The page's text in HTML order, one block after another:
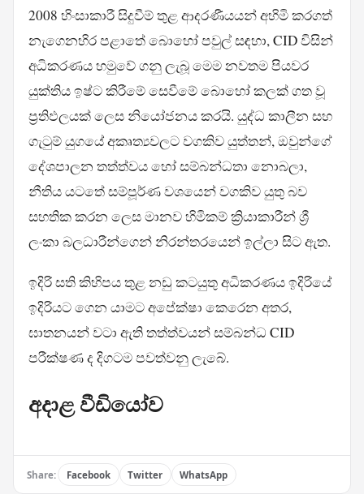
2008 හිංසාකාරී සිදුවීම් තුළ ආදරණීයයන් අහිමි කරගත්
නැගෙනහිර පළාතේ බොහෝ පවුල් සඳහා, CID විසින්
අධිකරණය හමුවේ ගනු ලැබූ මෙම නවතම පියවර
යුක්තිය ඉෂ්ට කිරීමේ සෙවීමේ බොහෝ කලක් ගත වූ
ප්‍රතිඵලයක් ලෙස නියෝජනය කරයි. යුද්ධ කාලීන සහ
ගැටුම් යුගයේ අකෘත්‍යවලට වගකිව යුත්තන්, ඔවුන්ගේ
දේශපාලන තත්ත්වය හෝ සම්බන්ධතා නොබලා,
නීතිය යටතේ සම්පූර්ණ වශයෙන් වගකිව යුතු බව
සහතික කරන ලෙස මානව හිමිකම් ක්‍රියාකාරීන් ශ්‍රී
ලංකා බලධාරීන්ගෙන් නිරන්තරයෙන් ඉල්ලා සිට ඇත.
ඉදිරි සති කිහිපය තුළ නඩු කටයුතු අධිකරණය ඉදිරියේ
ඉදිරියට ගෙන යාමට අපේක්ෂා කෙරෙන අතර,
ඝාතනයන් වටා ඇති තත්ත්වයන් සම්බන්ධ CID
පරීක්ෂණ ද දිගටම පවත්වනු ලැබේ.
අදාළ වීඩියෝව
Share: Facebook Twitter WhatsApp